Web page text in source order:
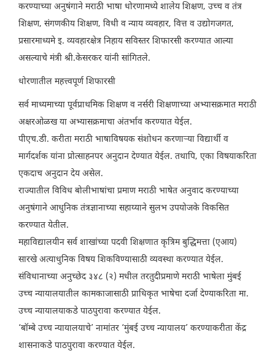
करण्याच्या अनुषंगाने मराठी भाषा धोरणामध्ये शालेय शिक्षण, उच्च व तंत्र
शिक्षण, संगणकीय शिक्षण, विधी व न्याय व्यवहार, वित्त व उद्योगजगत,
प्रसारमाध्यमे इ. व्यवहारक्षेत्र निहाय सविस्तर शिफारसी करण्यात आल्या
असल्याचे मंत्री श्री.केसरकर यांनी सांगितले.
धोरणातील महत्त्वपूर्ण शिफारसी
सर्व माध्यमाच्या पूर्वप्राथमिक शिक्षण व नर्सरी शिक्षणाच्या अभ्यासक्रमात मराठी
अक्षरओळख या अभ्यासक्रमाचा अंतर्भाव करण्यात येईल.
पीएच.डी. करीता मराठी भाषाविषयक संशोधन करणाऱ्या विद्यार्थी व
मार्गदर्शक यांना प्रोत्साहनपर अनुदान देण्यात येईल. तथापि, एका विषयाकरिता
एकदाच अनुदान देय असेल.
राज्यातील विविध बोलीभाषांचा प्रमाण मराठी भाषेत अनुवाद करण्याच्या
अनुषंगाने आधुनिक तंत्रज्ञानाच्या सहाय्याने सुलभ उपयोजके विकसित
करण्यात येतील.
महाविद्यालयीन सर्व शाखांच्या पदवी शिक्षणात कृत्रिम बुद्धिमत्ता (एआय)
सारखे अत्याधुनिक विषय शिकविण्यासाठी व्यवस्था करण्यात येईल.
संविधानाच्या अनुच्छेद ३४८ (२) मधील तरतुदीप्रमाणे मराठी भाषेला मुंबई
उच्च न्यायालयातील कामकाजासाठी प्राधिकृत भाषेचा दर्जा देण्याकरिता मा.
उच्च न्यायालयाकडे पाठपुरावा करण्यात येईल.
‘बॉम्बे उच्च न्यायालयाचे’ नामांतर ‘मुंबई उच्च न्यायालय’ करण्याकरीता केंद्र
शासनाकडे पाठपुरावा करण्यात येईल.